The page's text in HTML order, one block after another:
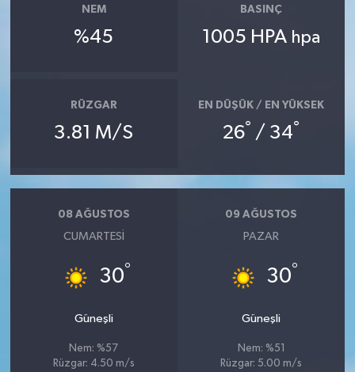
NEM
%45
BASINÇ
1005 HPA hpa
RÜZGAR
3.81 M/S
EN DÜŞÜK / EN YÜKSEK
26° / 34°
08 AĞUSTOS
CUMARTESI
30°
Güneşli
Nem: %57
Rüzgar: 4.50 m/s
09 AĞUSTOS
PAZAR
30°
Güneşli
Nem: %51
Rüzgar: 5.00 m/s